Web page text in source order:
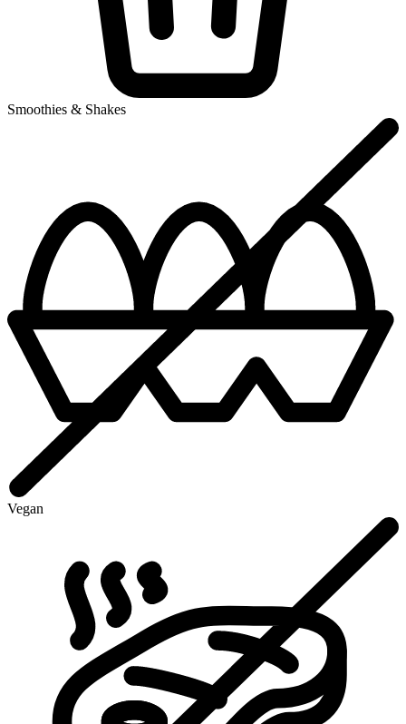
Smoothies & Shakes
Vegan